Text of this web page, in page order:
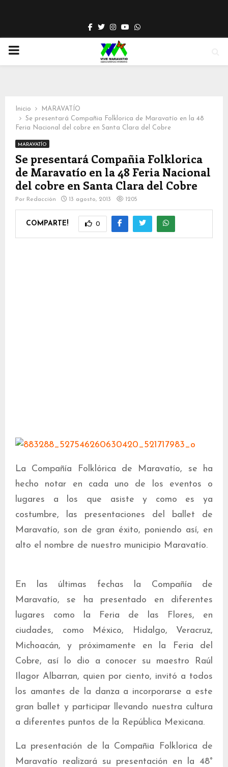
Facebook
TwitterInstagram
YoutubeWhatsapp
PRIMARY
Inicio
MARAVATÍO
Se presentará Compañia Folklorica de Maravatío en la 48
Feria Nacional del cobre en Santa Clara del Cobre
MARAVATÍO
Se presentará Compañia Folklorica
de Maravatío en la 48 Feria Nacional
del cobre en Santa Clara del Cobre
Por Redacción 13 agosto, 2013 1205
COMPARTE! 0
La Compañía Folklórica de Maravatío, se ha
hecho notar en cada uno de los eventos o
lugares a los que asiste y como es ya
costumbre, las presentaciones del ballet de
Maravatío, son de gran éxito, poniendo así, en
alto el nombre de nuestro municipio Maravatío.
En las últimas fechas la Compañía de
Maravatío, se ha presentado en diferentes
lugares como la Feria de las Flores, en
ciudades, como México, Hidalgo, Veracruz,
Michoacán, y próximamente en la Feria del
Cobre, así lo dio a conocer su maestro Raúl
Ilagor Albarran, quien por ciento, invitó a todos
los amantes de la danza a incorporarse a este
gran ballet y participar llevando nuestra cultura
a diferentes puntos de la República Mexicana.
La presentación de la Compañia Folklorica de
Maravatío realizará su presentación en la 48°